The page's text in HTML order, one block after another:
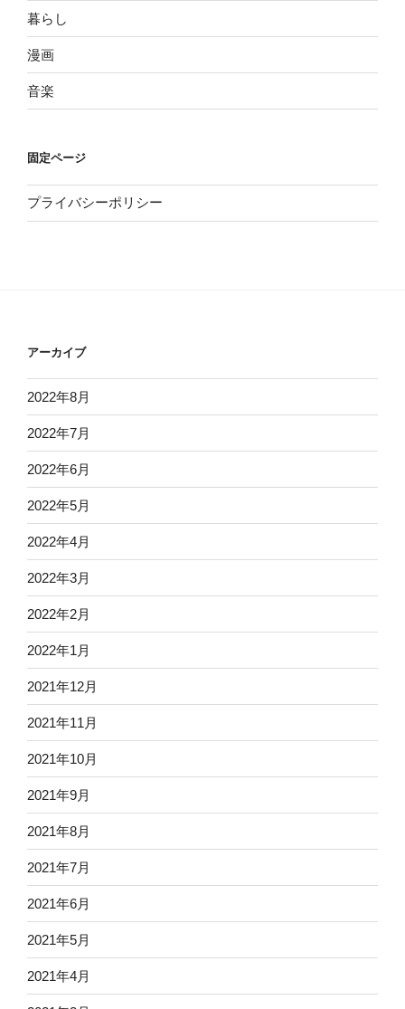
暮らし
漫画
音楽
固定ページ
プライバシーポリシー
アーカイブ
2022年8月
2022年7月
2022年6月
2022年5月
2022年4月
2022年3月
2022年2月
2022年1月
2021年12月
2021年11月
2021年10月
2021年9月
2021年8月
2021年7月
2021年6月
2021年5月
2021年4月